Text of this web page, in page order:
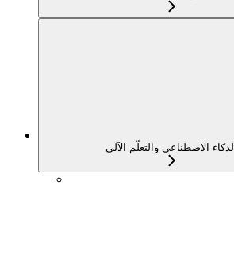
الذكاء الاصطناعي والتعلّم الآلي